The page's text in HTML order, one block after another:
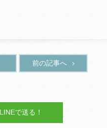
前の記事へ
LINEで送る！